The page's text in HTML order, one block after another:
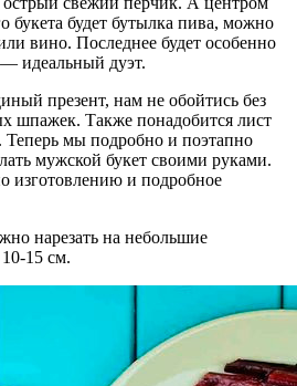
букета будет бутылка пива, можно
вино. Последнее будет особенно
идеальный дуэт.
презент, нам не обойтись без
шпажек. Также понадобится лист
Теперь мы подробно и поэтапно
мужской букет своими руками.
изготовлению и подробное
нарезать на небольшие
15 см.